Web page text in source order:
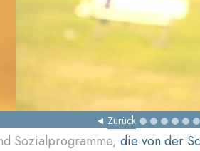
Zurück
Sozialprogramme, die von der